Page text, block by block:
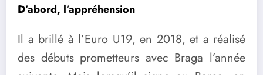
D’abord, l’appréhension
Il a brillé à l’Euro U19, en 2018, et a réalisé
des débuts prometteurs avec Braga l’année